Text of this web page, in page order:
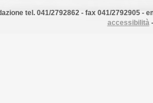
tel. 041/2792862 - fax 041/2792905 -
accessibilità